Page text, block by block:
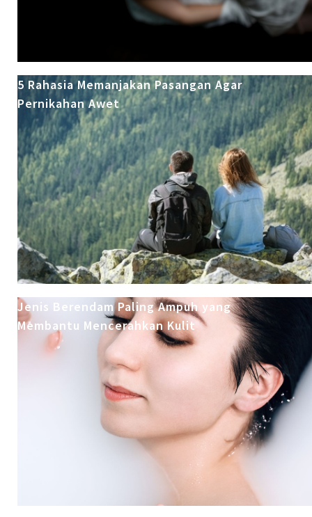
5 Rahasia Memanjakan Pasangan Agar
Pernikahan Awet
Jenis Berendam Paling Ampuh yang
Membantu Mencerahkan Kulit